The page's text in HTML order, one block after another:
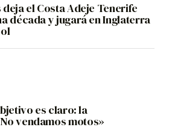
deja el Costa Adeje Tenerife
década y jugará en Inglaterra
es claro: la
vendamos motos»